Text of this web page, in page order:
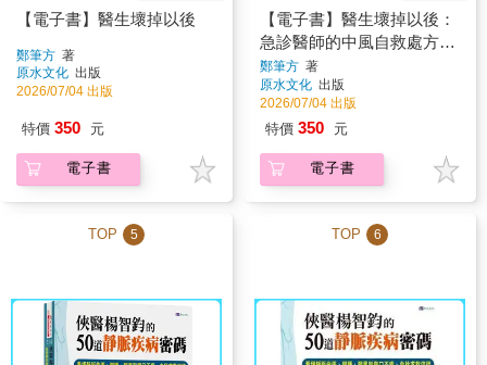
【電子書】醫生壞掉以後
鄭筆方 著
原水文化 出版
2026/07/04 出版
特價 350 元
電子書
【電子書】醫生壞掉以後：
急診醫師的中風自救處方，
6個月重啟人生的高效復能
日記
鄭筆方 著
原水文化 出版
2026/07/04 出版
特價 350 元
電子書
TOP 5 TOP 6